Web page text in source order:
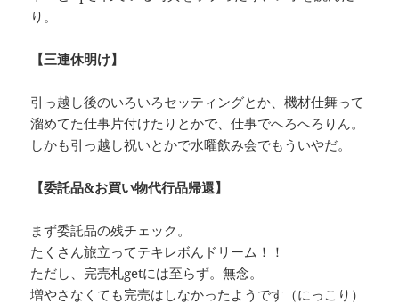
り。
【三連休明け】
引っ越し後のいろいろセッティングとか、機材仕舞って
溜めてた仕事片付けたりとかで、仕事でへろへろりん。
しかも引っ越し祝いとかで水曜飲み会でもういやだ。
【委託品&お買い物代行品帰還】
まず委託品の残チェック。
たくさん旅立ってテキレボんドリーム！！
ただし、完売札getには至らず。無念。
増やさなくても完売はしなかったようです（にっこり）